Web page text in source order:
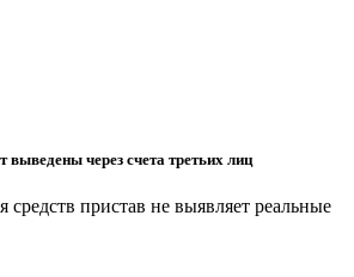
выведены через счета третьих лиц
средств пристав не выявляет реальные